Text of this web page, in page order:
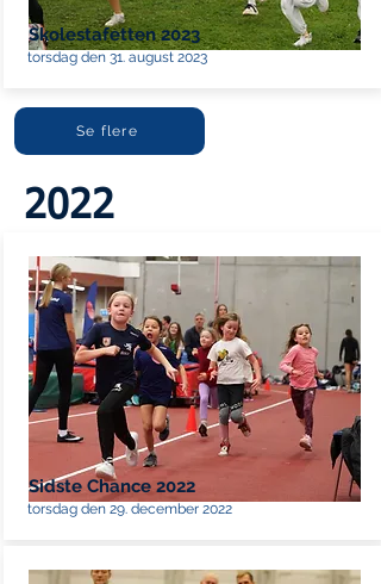
Skolestafetten 2023
torsdag den 31. august 2023
Se flere
2022
Sidste Chance 2022
torsdag den 29. december 2022